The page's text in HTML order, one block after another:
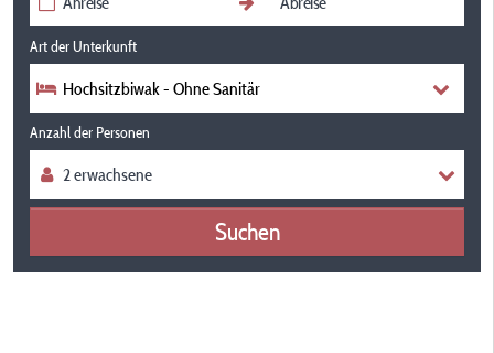
Art der Unterkunft
Hochsitzbiwak - Ohne Sanitär
Anzahl der Personen
Suchen